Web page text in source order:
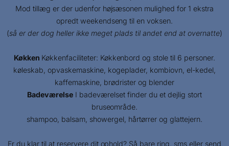
Mod tillæg er der udenfor højsæsonen mulighed for 1 ekstra
opredt weekendseng til en voksen.
(så er der dog heller ikke meget plads til andet end at overnatte)
Køkken Køkkenfaciliteter: Køkkenbord og stole til 6 personer.
køleskab, opvaskemaskine, kogeplader, kombiovn, el-kedel,
kaffemaskine, brødrister og blender
Badeværelse I badeværelset finder du et dejlig stort
bruseområde.
shampoo, balsam, showergel, hårtørrer og glattejern.
Er du klar til at reservere dit ophold? Så bare ring, sms eller send